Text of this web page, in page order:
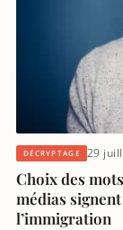
DÉCRYPTAGE 29
Choix des
médias
l’immigration